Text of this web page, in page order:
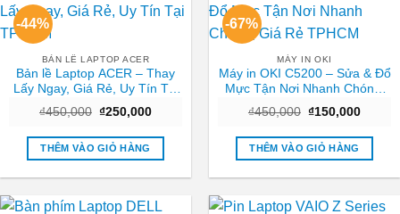
-44%
BẢN LỀ LAPTOP ACER
Bản lề Laptop ACER – Thay
Lấy Ngay, Giá Rẻ, Uy Tín Tại
₫450,000 Giá
là:
₫450,000.
₫250,000Giá
tại
₫250,000.
THÊM VÀO GIỎ HÀNG
-67%
MÁY IN OKI
Máy in OKI C5200 – Sửa & Đổ
Mực Tận Nơi Nhanh Chóng,
₫450,000 Giá
là:
₫450,000.
₫150,000Giá
tại
THÊM VÀO GIỎ HÀNG